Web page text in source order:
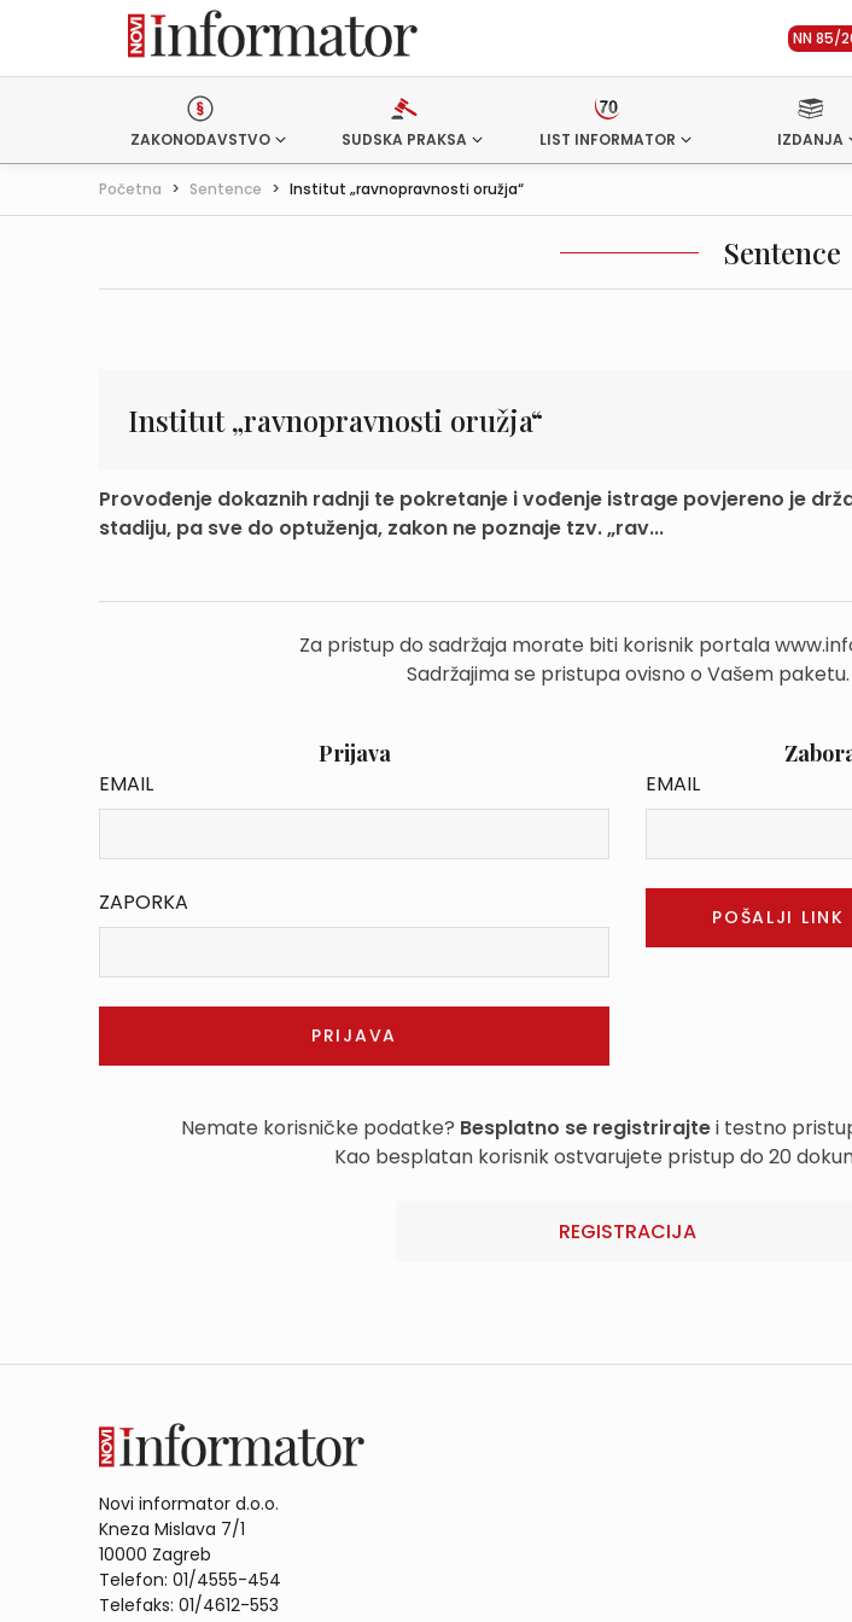
NN 85/
ZAKONODAVSTVO SUDSKA PRAKSA LIST INFORMATOR IZDANJA
Početna > Sentence > Institut „ravnopravnosti oružja“
Sentence
Institut „ravnopravnosti oružja“
Provođenje dokaznih radnji te pokretanje i vođenje istrage povjereno je
stadiju, pa sve do optuženja, zakon ne poznaje tzv. „rav...
Za pristup do sadržaja morate biti korisnik portala
Sadržajima se pristupa ovisno o Vašem paketu.
Prijava
EMAIL
ZAPORKA
EMAIL
Nemate korisničke podatke? Besplatno se registrirajtei testno
Kao besplatan korisnik ostvarujete pristup do 20
REGISTRACIJA
Novi informator d.o.o.
Kneza Mislava 7/1
10000 Zagreb
Telefon: 01/4555-454
Telefaks: 01/4612-553